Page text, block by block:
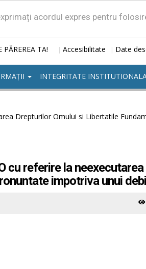
acordul expres pentru
PĂREREA TA! | Accesibilitate | Date
INTEGRITATE
Drepturilor Omului si Libertatile
cu referire la
impotriva unui